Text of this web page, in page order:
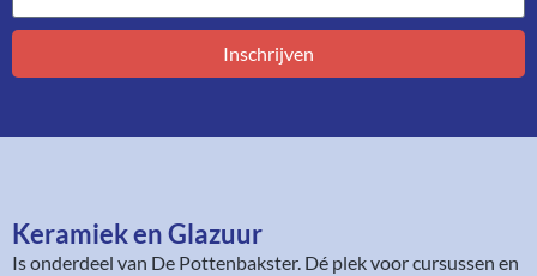
Inschrijven
Keramiek en Glazuur​
Is onderdeel van De Pottenbakster. Dé plek voor cursussen en